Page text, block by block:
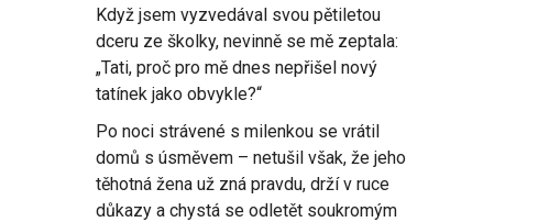
Když jsem vyzvedával svou pětiletou
dceru ze školky, nevinně se mě zeptala:
„Tati, proč pro mě dnes nepřišel nový
tatínek jako obvykle?“
Po noci strávené s milenkou se vrátil
domů s úsměvem – netušil však, že jeho
těhotná žena už zná pravdu, drží v ruce
důkazy a chystá se odletět soukromým